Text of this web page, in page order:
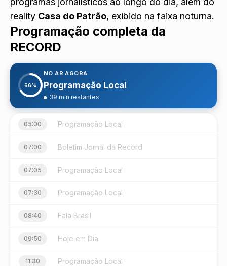
reality Casa do Patrão, exibido na faixa noturna.
Programação completa da
RECORD
66%
NO AR AGORA
Programação Local
39 min restantes
05:00 Programação Local
07:00 Boletim Jornal da Record
07:05 Programação Local
07:30 Programação Local
08:40 Fala Brasil
09:50 Hoje em Dia
11:30 Programação Local